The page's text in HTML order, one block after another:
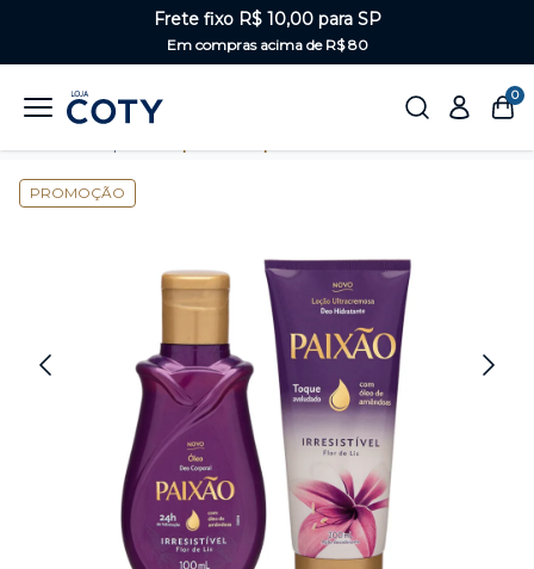
Frete fixo R$ 10,00 para SP
Em compras acima de R$ 80
0
PROMOÇÃO